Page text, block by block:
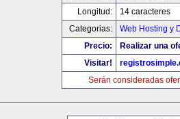
Longitud:
14 caracteres
Categorias:
Web Hosting y
Precio:
Realizar una
Visitar!
Serán consideradas